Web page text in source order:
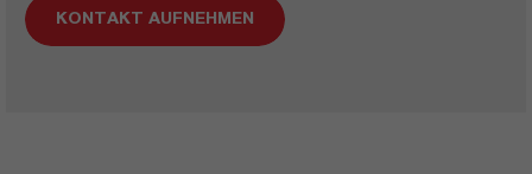
KONTAKT AUFNEHMEN